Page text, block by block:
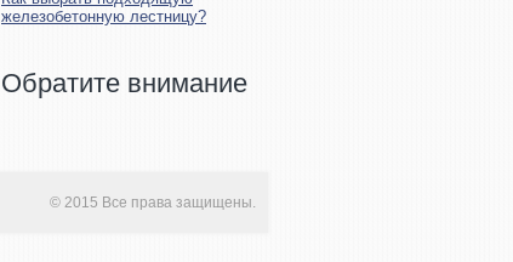
железобетонную лестницу?
Обратите внимание
© 2015 Все права защищены.